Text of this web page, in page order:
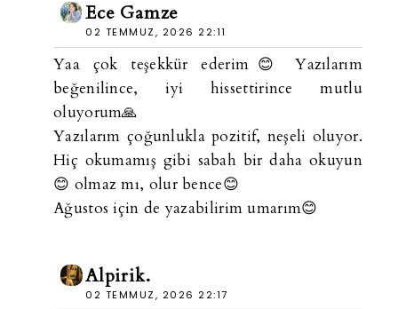
Ece Gamze
02 TEMMUZ, 2026 22:11
Yaa çok teşekkür ederim😊 Yazılarım
beğenilince, iyi hissettirince mutlu
oluyorum🙏
Yazılarım çoğunlukla pozitif, neşeli oluyor.
Hiç okumamış gibi sabah bir daha okuyun
😊 olmaz mı, olur bence😊
Ağustos için de yazabilirim umarım😊
Alpirik.
02 TEMMUZ, 2026 22:17